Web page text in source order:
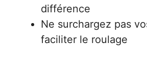
différence
Ne surchargez pas
faciliter le roulage